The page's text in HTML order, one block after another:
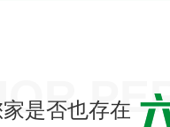
是否也存在